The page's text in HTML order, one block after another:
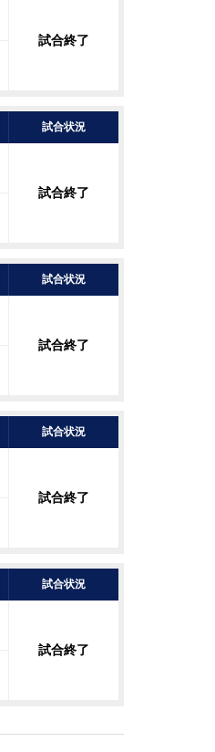
試合終了
試合状況
試合終了
試合状況
試合終了
試合状況
試合終了
試合状況
試合終了